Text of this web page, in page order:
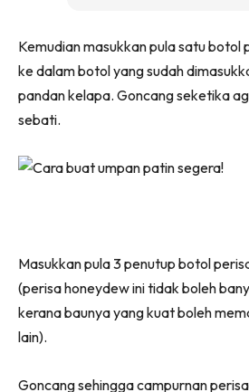
Kemudian masukkan pula satu botol
ke dalam botol yang sudah
pandan kelapa. Goncang seketika
sebati.
Masukkan pula 3 penutup botol
(perisa honeydew ini tidak boleh
kerana baunya yang kuat boleh
lain).
Goncang sehingga campurnan